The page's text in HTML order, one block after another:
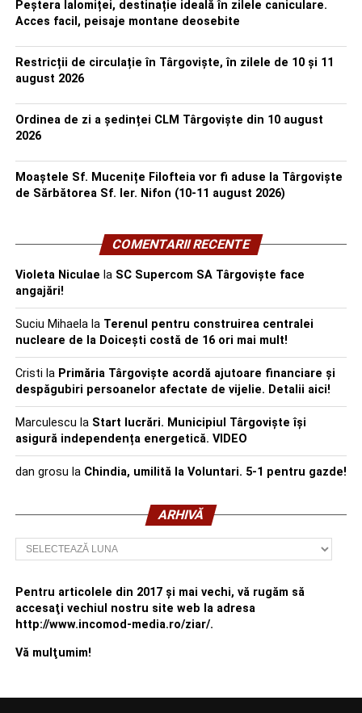
Peștera Ialomiței, destinație ideală în zilele caniculare.
Acces facil, peisaje montane deosebite
Restricții de circulație în Târgoviște, în zilele de 10 și 11
august 2026
Ordinea de zi a ședinței CLM Târgoviște din 10 august
2026
Moaștele Sf. Mucenițe Filofteia vor fi aduse la Târgoviște
de Sărbătorea Sf. Ier. Nifon (10-11 august 2026)
COMENTARII RECENTE
Violeta Niculae la SC Supercom SA Târgoviște face
angajări!
Suciu Mihaelala Terenul pentru construirea centralei
nucleare de la Doicești costă de 16 ori mai mult!
Cristi la Primăria Târgoviște acordă ajutoare financiare și
despăgubiri persoanelor afectate de vijelie. Detalii aici!
Marculescu la Start lucrări. Municipiul Târgoviște își
asigură independența energetică. VIDEO
dan grosu la Chindia, umilită la Voluntari. 5-1 pentru gazde!
ARHIVĂ
Arhivă
Pentru articolele din 2017 şi mai vechi, vă rugăm să
accesaţi vechiul nostru site web la adresa
http://www.incomod-media.ro/ziar/.
Vă mulţumim!